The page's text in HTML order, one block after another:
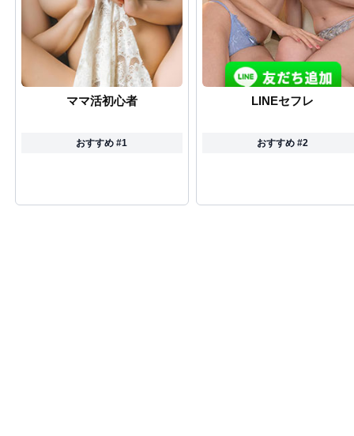
ママ活初心者
おすすめ #1
LINEセフレ
おすすめ #2